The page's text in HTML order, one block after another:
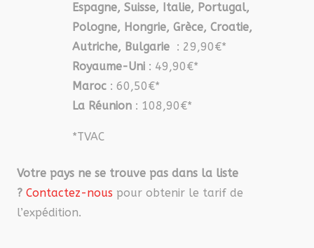
Espagne, Suisse, Italie, Portugal,
Pologne, Hongrie, Grèce, Croatie,
Autriche, Bulgarie : 29,90€*
Royaume-Uni : 49,90€*
Maroc : 60,50€*
La Réunion : 108,90€*
*TVAC
Votre pays ne se trouve pas dans la liste
? Contactez-nous pour obtenir le tarif de
l’expédition.